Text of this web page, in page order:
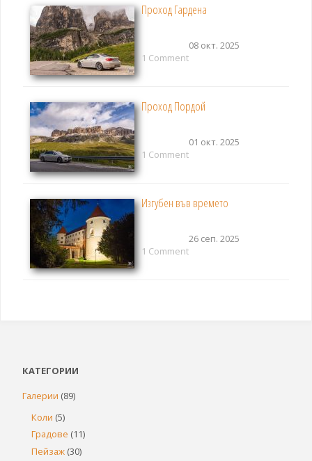
Проход Гардена
08 окт. 2025
1 Comment
Проход Пордой
01 окт. 2025
1 Comment
Изгубен във времето
26 сеп. 2025
1 Comment
КАТЕГОРИИ
Галерии (89)
Коли (5)
Градове (11)
Пейзаж (30)